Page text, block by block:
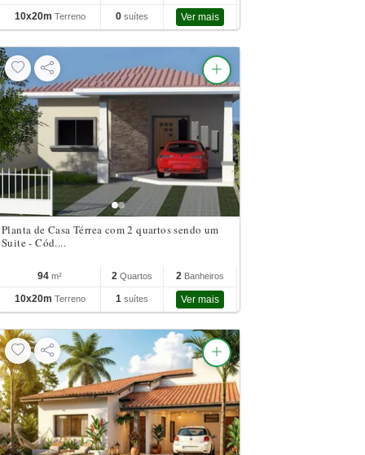
10x20m Terreno 0 suítes Ver mais
Planta de Casa Térrea com 2 quartos sendo um
Suite - Cód....
94 m² 2 Quartos 2 Banheiros
10x20m Terreno 1 suítes Ver mais